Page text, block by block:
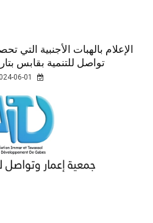
الإعلام بالهبات الأجنبية التي
تواصل للتنمية بقابس بتاريخ 29/05/